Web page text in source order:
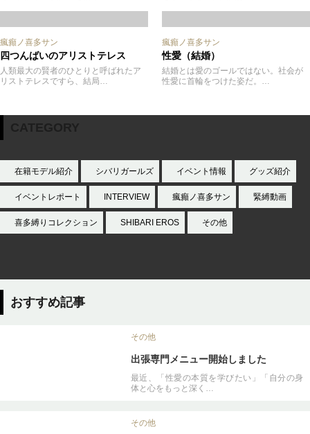
瘋癲ノ喜多サン
四つんばいのアリストテレス
人類最大の賢者のひとりと呼ばれたア
リストテレスですら、結局…
瘋癲ノ喜多サン
性愛（結婚）
結婚とは愛のゴールではない。社会が
性愛に首輪をつけた姿だ。…
在籍モデル紹介 シバリガールズ イベント情報 グッズ紹介
イベントレポート INTERVIEW 瘋癲ノ喜多サン 緊縛動画
喜多縛りコレクション SHIBARI EROS その他
おすすめ記事
その他
出張専門メニュー開始しました
最近、「性愛の本質を学びたい」「自分の身
体と心をもっと深く…
その他